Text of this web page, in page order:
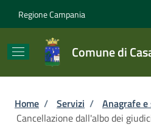
Regione Campania
Comune di
Briciole di pane
Home / Servizi / Anagrafe
Cancellazione dall'albo dei